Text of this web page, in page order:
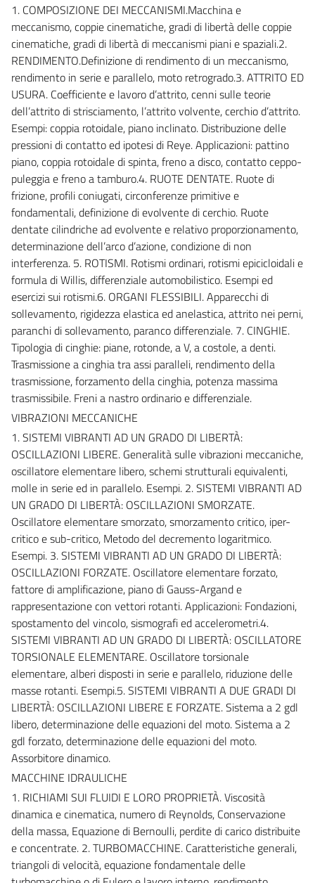
1. COMPOSIZIONE DEI MECCANISMI.Macchina e
meccanismo, coppie cinematiche, gradi di libertà delle coppie
cinematiche, gradi di libertà di meccanismi piani e spaziali.2.
RENDIMENTO.Definizione di rendimento di un meccanismo,
rendimento in serie e parallelo, moto retrogrado.3. ATTRITO ED
USURA. Coefficiente e lavoro d’attrito, cenni sulle teorie
dell’attrito di strisciamento, l’attrito volvente, cerchio d’attrito.
Esempi: coppia rotoidale, piano inclinato. Distribuzione delle
pressioni di contatto ed ipotesi di Reye. Applicazioni: pattino
piano, coppia rotoidale di spinta, freno a disco, contatto ceppo-
puleggia e freno a tamburo.4. RUOTE DENTATE. Ruote di
frizione, profili coniugati, circonferenze primitive e
fondamentali, definizione di evolvente di cerchio. Ruote
dentate cilindriche ad evolvente e relativo proporzionamento,
determinazione dell’arco d’azione, condizione di non
interferenza. 5. ROTISMI. Rotismi ordinari, rotismi epicicloidali e
formula di Willis, differenziale automobilistico. Esempi ed
esercizi sui rotismi.6. ORGANI FLESSIBILI. Apparecchi di
sollevamento, rigidezza elastica ed anelastica, attrito nei perni,
paranchi di sollevamento, paranco differenziale. 7. CINGHIE.
Tipologia di cinghie: piane, rotonde, a V, a costole, a denti.
Trasmissione a cinghia tra assi paralleli, rendimento della
trasmissione, forzamento della cinghia, potenza massima
trasmissibile. Freni a nastro ordinario e differenziale.
VIBRAZIONI MECCANICHE
1. SISTEMI VIBRANTI AD UN GRADO DI LIBERTÀ:
OSCILLAZIONI LIBERE. Generalità sulle vibrazioni meccaniche,
oscillatore elementare libero, schemi strutturali equivalenti,
molle in serie ed in parallelo. Esempi. 2. SISTEMI VIBRANTI AD
UN GRADO DI LIBERTÀ: OSCILLAZIONI SMORZATE.
Oscillatore elementare smorzato, smorzamento critico, iper-
critico e sub-critico, Metodo del decremento logaritmico.
Esempi. 3. SISTEMI VIBRANTI AD UN GRADO DI LIBERTÀ:
OSCILLAZIONI FORZATE. Oscillatore elementare forzato,
fattore di amplificazione, piano di Gauss-Argand e
rappresentazione con vettori rotanti. Applicazioni: Fondazioni,
spostamento del vincolo, sismografi ed accelerometri.4.
SISTEMI VIBRANTI AD UN GRADO DI LIBERTÀ: OSCILLATORE
TORSIONALE ELEMENTARE. Oscillatore torsionale
elementare, alberi disposti in serie e parallelo, riduzione delle
masse rotanti. Esempi.5. SISTEMI VIBRANTI A DUE GRADI DI
LIBERTÀ: OSCILLAZIONI LIBERE E FORZATE. Sistema a 2 gdl
libero, determinazione delle equazioni del moto. Sistema a 2
gdl forzato, determinazione delle equazioni del moto.
Assorbitore dinamico.
MACCHINE IDRAULICHE
1. RICHIAMI SUI FLUIDI E LORO PROPRIETÀ. Viscosità
dinamica e cinematica, numero di Reynolds, Conservazione
della massa, Equazione di Bernoulli, perdite di carico distribuite
e concentrate. 2. TURBOMACCHINE. Caratteristiche generali,
triangoli di velocità, equazione fondamentale delle